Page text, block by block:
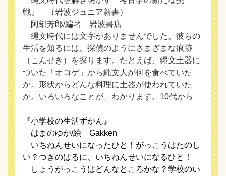
戦』 （岩波ジュニア新書）
阿部芳郎/編著 岩波書店
縄文時代には文字がありませんでした。彼らの
生活を知るには、探偵のようにさまざまな痕跡
（こんせき）を探ります。たとえば、縄文土器に
ついた「オコゲ」から縄文人が何を食べていた
か。形状からどんな料理に土器が使われていた
か。いろいろなことが、わかります。10代から
『小学校の生活ずかん』
はまのゆか/絵 Gakken
いちねんせいになったひと！がっこうはたのし
い？つぎのはるに、いちねんせいになるひと！
しょうがっこうはどんなところかな？学校のい